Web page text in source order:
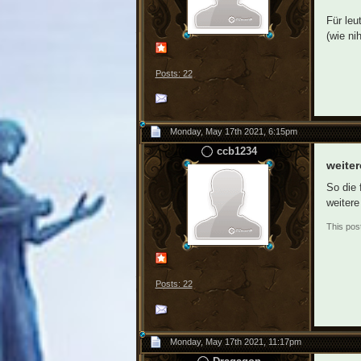
Posts: 22
Für
(wie
Monday, May 17th 2021, 6:15pm
ccb1234
Posts: 22
So die
This
Monday, May 17th 2021, 11:17pm